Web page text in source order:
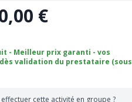
€
- Meilleur prix garanti - vos
validation du prestataire (sous
cette activité en groupe ?